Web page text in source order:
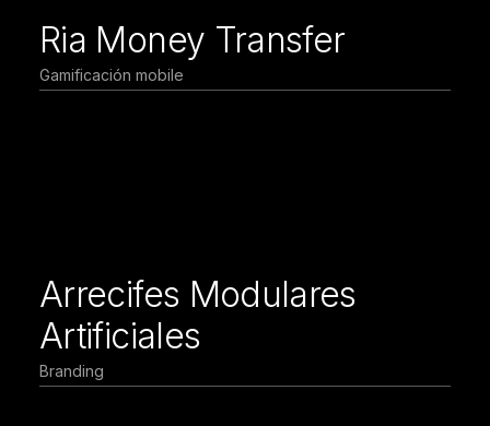
Ria Money Transfer
Gamificación mobile
Arrecifes Modulares
Artificiales
Branding